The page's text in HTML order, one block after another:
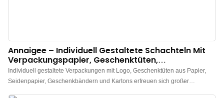
Annaigee – Individuell Gestaltete Schachteln Mit
Verpackungspapier, Geschenktüten,
Seidenpapier, Geschenkband Und Kartons Für
Verpackungszwecke
Individuell gestaltete Verpackungen mit Logo, Geschenktüten aus Papier,
Seidenpapier, Geschenkbändern und Kartons erfreuen sich großer